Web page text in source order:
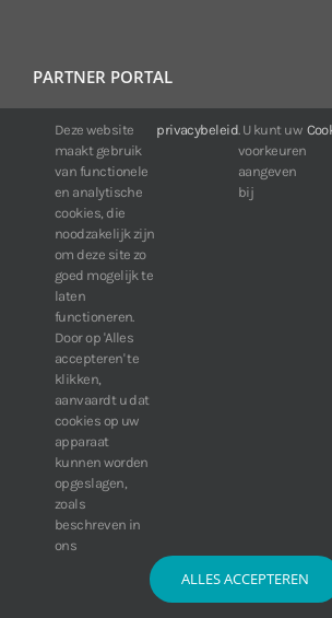
PARTNER PORTAL
For IDIS customers:
24/7 availability, anytime, anywhere.
Web:https://portal.idisglobal.solutions
TOP DOWNLOADS
Software IDIS Center V7.1.0
160.74 MB
Software IDIS Discovery
13.87 MB
» View more downloads
© Copyright 2016 -
2026 | IDIS Synergy BV | Alle
Algemene voorwaarden
|
Deze website
maakt gebruik
van functionele
en analytische
cookies, die
noodzakelijk zijn
om deze site zo
goed mogelijk te
laten
functioneren.
Door op 'Alles
accepteren' te
klikken,
aanvaardt u dat
cookies op uw
apparaat
kunnen worden
opgeslagen,
zoals
beschreven in
ons
privacybeleid. U kunt uw
voorkeuren
aangeven
bij
ALLES ACCEPTEREN